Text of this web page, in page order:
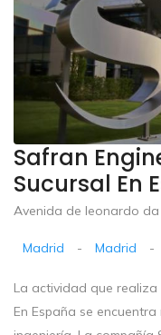
Safran
Sucursal En
Avenida de leonardo da
Madrid - Madrid -
La actividad que realiza
En España se